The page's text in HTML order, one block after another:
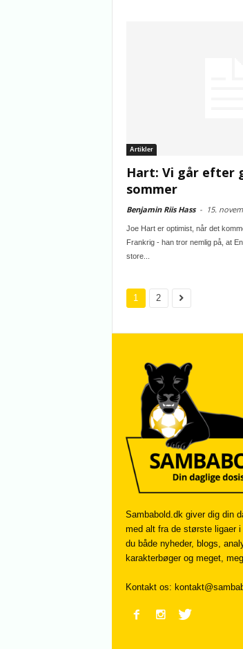
Artikler
Hart: Vi går efter
sommer
Benjamin Riis Hass - 15.
Joe Hart er optimist, når det
Frankrig - han tror nemlig på, at
store...
1 2
Sambabold.dk giver dig din
med alt fra de største ligaer
du både nyheder, blogs,
karakterbøger og meget,
Kontakt os: